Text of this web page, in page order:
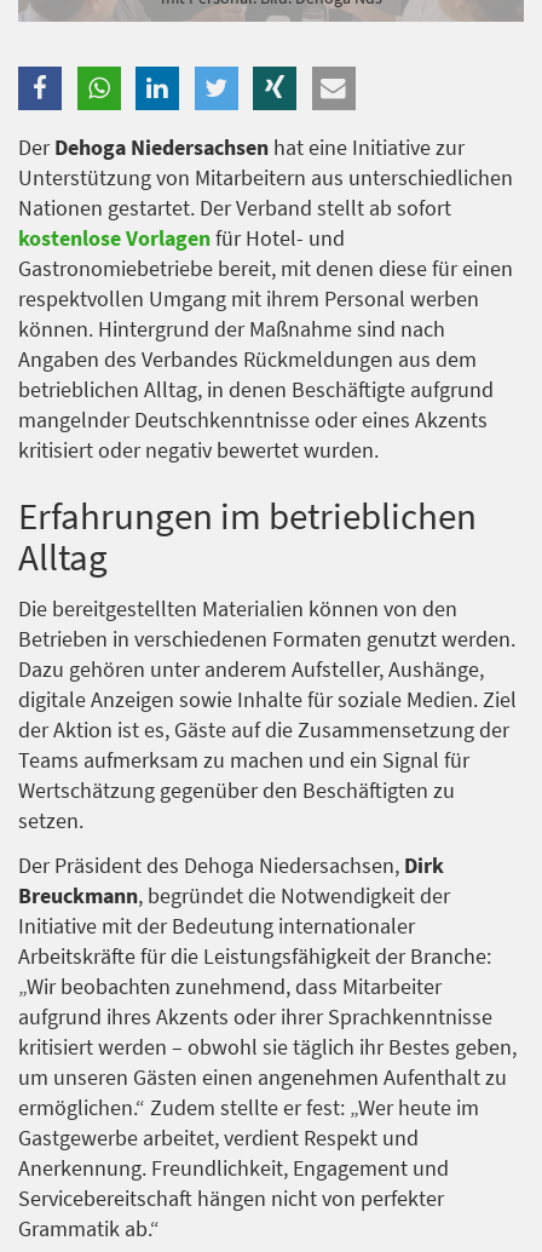
DerDehoga Niedersachsen hat eine Initiative zur
Unterstützung von Mitarbeitern aus unterschiedlichen
Nationen gestartet. Der Verband stellt ab sofort
kostenlose Vorlagenfür Hotel- und
Gastronomiebetriebe bereit, mit denen diese für einen
respektvollen Umgang mit ihrem Personal werben
können. Hintergrund der Maßnahme sind nach
Angaben des Verbandes Rückmeldungen aus dem
betrieblichen Alltag, in denen Beschäftigte aufgrund
mangelnder Deutschkenntnisse oder eines Akzents
kritisiert oder negativ bewertet wurden.
Erfahrungen im betrieblichen
Alltag
Die bereitgestellten Materialien können von den
Betrieben in verschiedenen Formaten genutzt werden.
Dazu gehören unter anderem Aufsteller, Aushänge,
digitale Anzeigen sowie Inhalte für soziale Medien. Ziel
der Aktion ist es, Gäste auf die Zusammensetzung der
Teams aufmerksam zu machen und ein Signal für
Wertschätzung gegenüber den Beschäftigten zu
setzen.
Der Präsident des Dehoga Niedersachsen, Dirk
Breuckmann, begründet die Notwendigkeit der
Initiative mit der Bedeutung internationaler
Arbeitskräfte für die Leistungsfähigkeit der Branche:
„Wir beobachten zunehmend, dass Mitarbeiter
aufgrund ihres Akzents oder ihrer Sprachkenntnisse
kritisiert werden – obwohl sie täglich ihr Bestes geben,
um unseren Gästen einen angenehmen Aufenthalt zu
ermöglichen.“ Zudem stellte er fest: „Wer heute im
Gastgewerbe arbeitet, verdient Respekt und
Anerkennung. Freundlichkeit, Engagement und
Servicebereitschaft hängen nicht von perfekter
Grammatik ab.“